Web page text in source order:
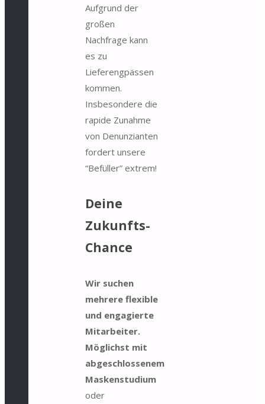
Aufgrund der
großen
Nachfrage kann
es zu
Lieferengpässen
kommen.
Insbesondere die
rapide Zunahme
von Denunzianten
fordert unsere
“Befüller” extrem!
Deine
Zukunfts-
Chance
Wir suchen
mehrere flexible
und engagierte
Mitarbeiter.
Möglichst mit
abgeschlossenem
Maskenstudium
oder